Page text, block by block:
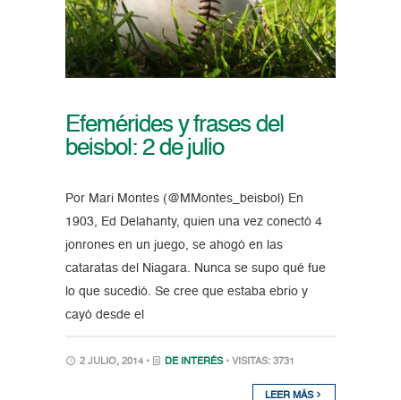
Efemérides y frases del
beisbol: 2 de julio
Por Mari Montes (@MMontes_beisbol) En
1903, Ed Delahanty, quien una vez conectó 4
jonrones en un juego, se ahogó en las
cataratas del Niagara. Nunca se supo qué fue
lo que sucedió. Se cree que estaba ebrio y
cayó desde el
2 JULIO, 2014 • DE INTERÉS • VISITAS: 3731
LEER MÁS